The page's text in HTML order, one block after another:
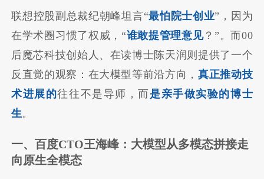
联想控股副总裁纪朝峰坦言“最怕院士创业”，因为
在学术圈习惯了权威，“谁敢提管理意见？”。而00
后魔芯科技创始人、在读博士陈天润则提供了一个
反直觉的观察：在大模型等前沿方向， 真正推动技
术进展的往往不是导师，而 是亲手做实验的博士
生。
一、百度CTO王海峰：大模型从多模态拼接走
向原生全模态